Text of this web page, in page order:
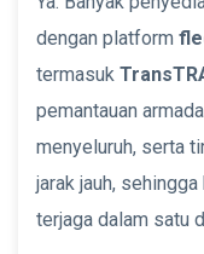
dengan platform
termasuk
pemantauan
menyeluruh, serta
jarak jauh,
terjaga dalam satu